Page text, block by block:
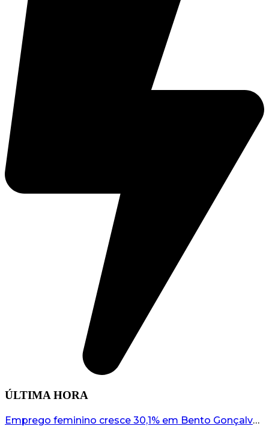
ÚLTIMA HORA
Emprego feminino cresce 30,1% em Bento Gonçalves...